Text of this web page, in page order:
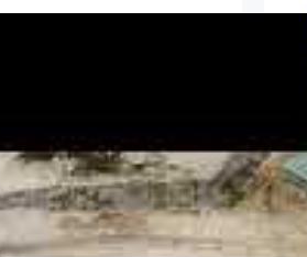
la diminution
changement
de la centrale